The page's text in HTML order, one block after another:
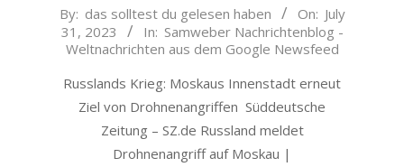
2023-
07-
31
By: das solltest du gelesen haben On: July
31, 2023
In: Samweber Nachrichtenblog -
Weltnachrichten aus dem Google Newsfeed
Russlands Krieg: Moskaus Innenstadt erneut
Ziel von Drohnenangriffen Süddeutsche
Zeitung – SZ.de Russland meldet
Drohnenangriff auf Moskau |